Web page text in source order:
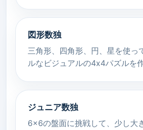
図形数独
三角形、四角形、円、星を使っ
ルなビジュアルの4x4パズルを
ジュニア数独
6x6の盤面に挑戦して、少し大